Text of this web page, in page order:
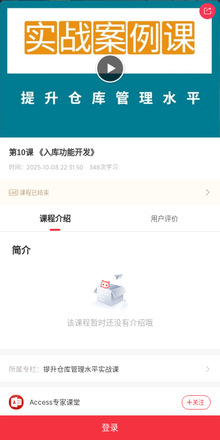
第10课 《入库功能开发》
时间： 2025-10-08 22:31:50 348次学习
课程已结束
课程介绍 用户评价
简介
该课程暂时还没有介绍哦
所属专栏： 提升仓库管理水平实战课
Access专家课堂 关注
登录